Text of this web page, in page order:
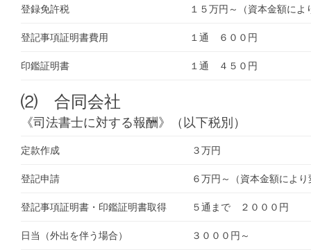
登録免許税 １５万円～（資本金額によ
登記事項証明書費用 １通 ６００円
印鑑証明書 １通 ４５０円
⑵ 合同会社
《司法書士に対する報酬》（以下税別）
定款作成 ３万円
登記申請 ６万円～（資本金額によ
登記事項証明書・印鑑証明書取得 ５通まで ２０００円
日当（外出を伴う場合） ３０００円～